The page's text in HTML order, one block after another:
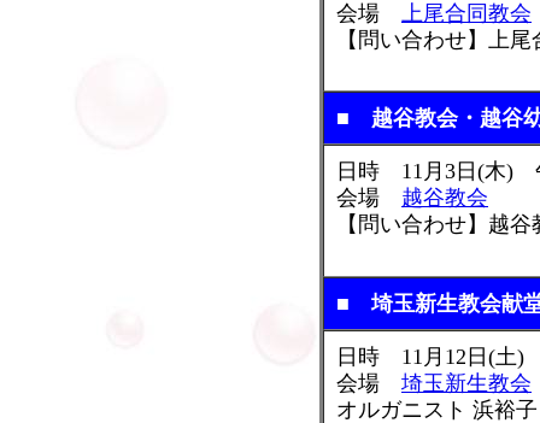
会場 上尾合同教会
【問い合わせ】上
■ 越谷教会・越谷
日時 11月3日(木)
会場 越谷教会
【問い合わせ】越
■ 埼玉新生教会献
日時 11月12日(土)
会場 埼玉新生教会
オルガニスト 浜裕